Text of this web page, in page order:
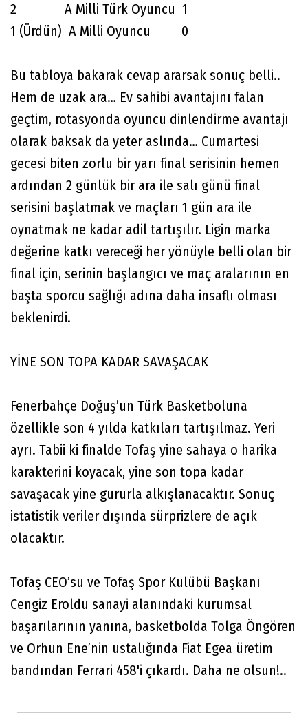
2 A Milli Türk Oyuncu 1
1 (Ürdün) A Milli Oyuncu 0
Bu tabloya bakarak cevap ararsak sonuç belli..
Hem de uzak ara… Ev sahibi avantajını falan
geçtim, rotasyonda oyuncu dinlendirme avantajı
olarak baksak da yeter aslında… Cumartesi
gecesi biten zorlu bir yarı final serisinin hemen
ardından 2 günlük bir ara ile salı günü final
serisini başlatmak ve maçları 1 gün ara ile
oynatmak ne kadar adil tartışılır. Ligin marka
değerine katkı vereceği her yönüyle belli olan bir
final için, serinin başlangıcı ve maç aralarının en
başta sporcu sağlığı adına daha insaflı olması
beklenirdi.
YİNE SON TOPA KADAR SAVAŞACAK
Fenerbahçe Doğuş’un Türk Basketboluna
özellikle son 4 yılda katkıları tartışılmaz. Yeri
ayrı. Tabii ki finalde Tofaş yine sahaya o harika
karakterini koyacak, yine son topa kadar
savaşacak yine gururla alkışlanacaktır. Sonuç
istatistik veriler dışında sürprizlere de açık
olacaktır.
Tofaş CEO’su ve Tofaş Spor Kulübü Başkanı
Cengiz Eroldu sanayi alanındaki kurumsal
başarılarının yanına, basketbolda Tolga Öngören
ve Orhun Ene’nin ustalığında Fiat Egea üretim
bandından Ferrari 458'i çıkardı. Daha ne olsun!..